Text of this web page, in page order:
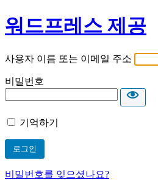
워드프레스 제공
사용자 이름 또는 이메일 주소
비밀번호
기억하기
비밀번호를 잊으셨나요?